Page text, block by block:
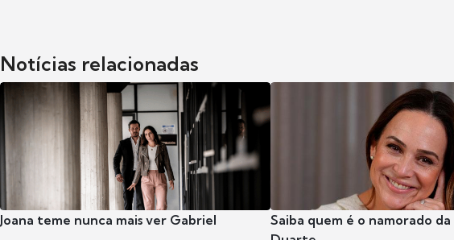
Notícias relacionadas
Joana teme nunca mais ver Gabriel
Saiba quem é o namorado